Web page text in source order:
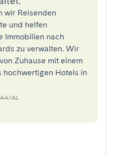
wir Reisenden
und helfen
Immobilien nach
zu verwalten. Wir
Zuhause mit einem
hochwertigen Hotels in
AL